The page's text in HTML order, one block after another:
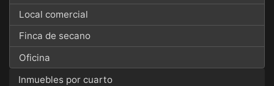
Local comercial
Finca de secano
Oficina
Inmuebles por cuarto